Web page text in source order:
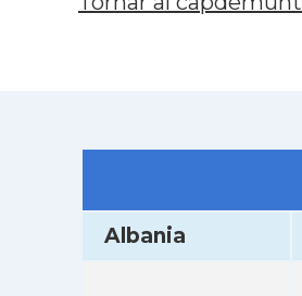
Albania